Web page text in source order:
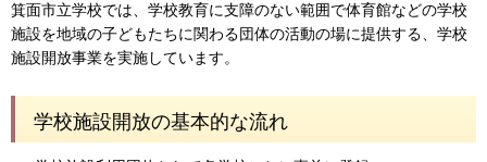
箕面市立学校では、学校教育に支障のない範囲で体育館などの学校
施設を地域の子どもたちに関わる団体の活動の場に提供する、学校
施設開放事業を実施しています。
学校施設開放の基本的な流れ